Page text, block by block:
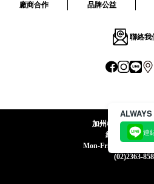
廠商合作
品牌公益
聯絡我
加州椰子國際股份
統一編號
Mon-Fri 09:00-12:30 /
(02)2363-
連